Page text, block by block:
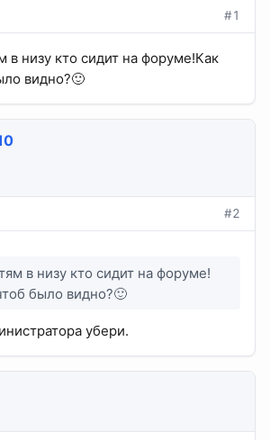
#1
в низу кто сидит на форуме!Как
видно?🙂
#2
в низу кто сидит на форуме!
было видно?🙂
убери.